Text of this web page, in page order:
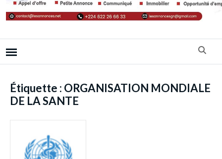
Étiquette : ORGANISATION MONDIALE
DE LA SANTE